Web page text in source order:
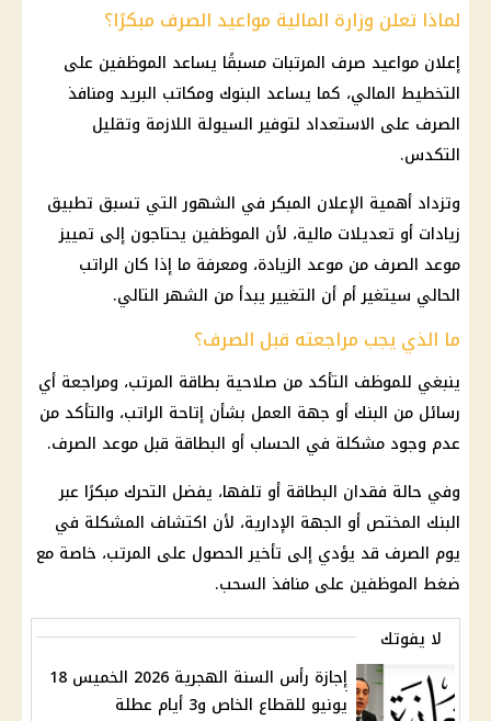
لماذا تعلن وزارة المالية مواعيد الصرف مبكرًا؟
إعلان مواعيد صرف المرتبات مسبقًا يساعد الموظفين على
التخطيط المالي، كما يساعد البنوك ومكاتب البريد ومنافذ
الصرف على الاستعداد لتوفير السيولة اللازمة وتقليل
التكدس.
وتزداد أهمية الإعلان المبكر في الشهور التي تسبق تطبيق
زيادات أو تعديلات مالية، لأن الموظفين يحتاجون إلى تمييز
موعد الصرف من موعد الزيادة، ومعرفة ما إذا كان الراتب
الحالي سيتغير أم أن التغيير يبدأ من الشهر التالي.
ما الذي يجب مراجعته قبل الصرف؟
ينبغي للموظف التأكد من صلاحية بطاقة المرتب، ومراجعة أي
رسائل من البنك أو جهة العمل بشأن إتاحة الراتب، والتأكد من
عدم وجود مشكلة في الحساب أو البطاقة قبل موعد الصرف.
وفي حالة فقدان البطاقة أو تلفها، يفضل التحرك مبكرًا عبر
البنك المختص أو الجهة الإدارية، لأن اكتشاف المشكلة في
يوم الصرف قد يؤدي إلى تأخير الحصول على المرتب، خاصة مع
ضغط الموظفين على منافذ السحب.
لا يفوتك
إجازة رأس السنة الهجرية 2026 الخميس 18
يونيو للقطاع الخاص و3 أيام عطلة